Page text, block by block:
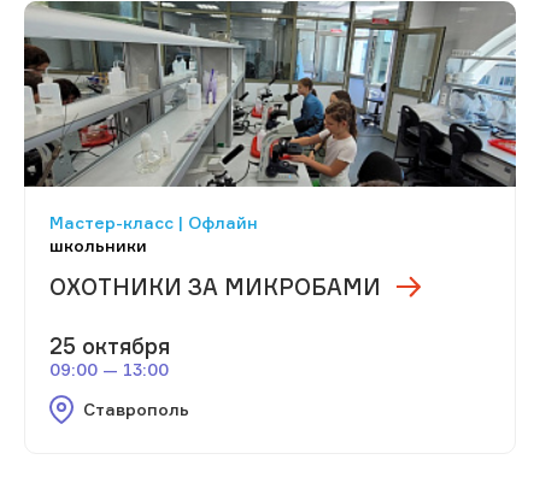
Мастер-класс | Офлайн
школьники
ОХОТНИКИ ЗА МИКРОБАМИ
25 октября
09:00 — 13:00
Ставрополь